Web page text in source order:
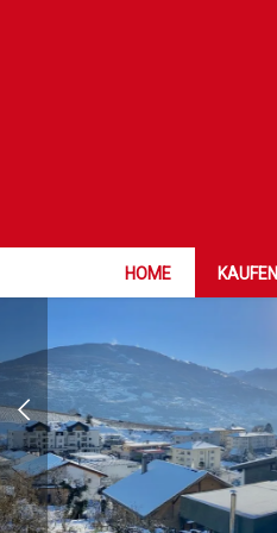
HOME KAUFEN